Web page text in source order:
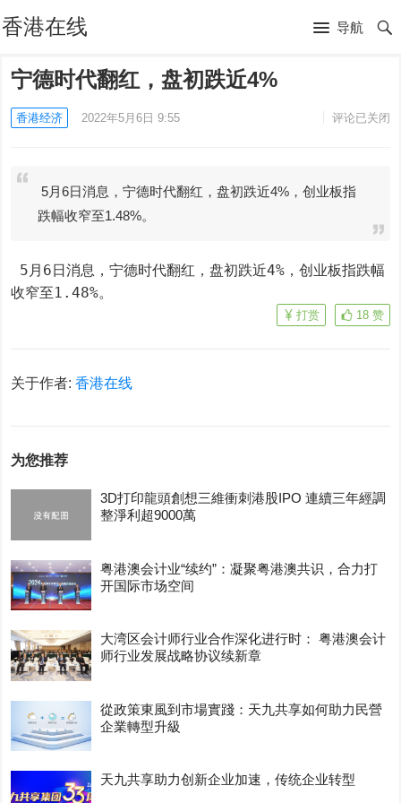
香港在线 导航
宁德时代翻红，盘初跌近4%
香港经济 2022年5月6日 9:55 评论已关闭
5月6日消息，宁德时代翻红，盘初跌近4%，创业板指
跌幅收窄至1.48%。
5月6日消息，宁德时代翻红，盘初跌近4%，创业板指跌幅
收窄至1.48%。
18 赞
打赏
关于作者:香港在线
为您推荐
3D打印龍頭創想三維衝刺港股IPO 連續三年經調
整淨利超9000萬
粤港澳会计业“续约”：凝聚粤港澳共识，合力打
开国际市场空间
大湾区会计师行业合作深化进行时： 粤港澳会计
师行业发展战略协议续新章
從政策東風到市場實踐：天九共享如何助力民營
企業轉型升級
天九共享助力创新企业加速，传统企业转型